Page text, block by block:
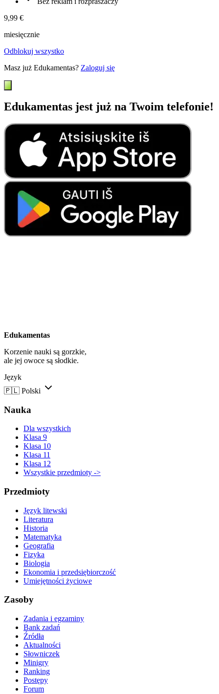
9,99 €
miesięcznie
Odblokuj wszystko
Masz już Edukamentas? Zaloguj się
Edukamentas jest już na Twoim telefonie!
Edukamentas
Korzenie nauki są gorzkie,
ale jej owoce są słodkie.
Język
🇵🇱 Polski
Nauka
Dla wszystkich
Klasa 9
Klasa 10
Klasa 11
Klasa 12
Wszystkie przedmioty ->
Przedmioty
Język litewski
Literatura
Historia
Matematyka
Geografia
Fizyka
Biologia
Ekonomia i przedsiębiorczość
Umiejętności życiowe
Zasoby
Zadania i egzaminy
Bank zadań
Źródła
Aktualności
Słowniczek
Minigry
Ranking
Postępy
Forum